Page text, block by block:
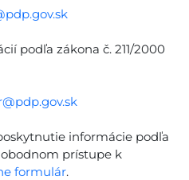
podľa zákona č. 211/2000
informácie podľa
prístupe k
formulár.